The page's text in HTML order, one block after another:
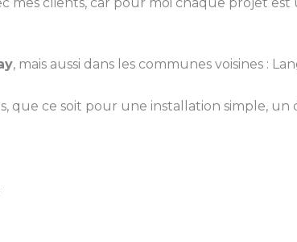
, mais aussi dans les communes voisines :
que ce soit pour une installation simple,